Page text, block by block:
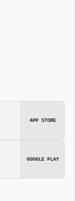
APP STORE
GOOGLE PLAY